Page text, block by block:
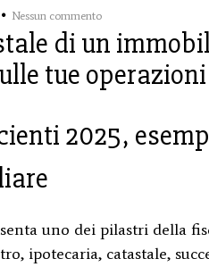
Nessun commento
di un
tue
2025,
uno dei pilastri della
ipotecaria, catastale,